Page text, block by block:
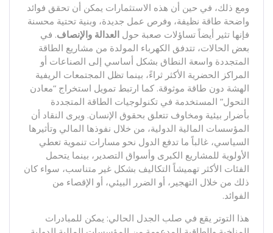
ومع ذلك، في حين أن هذه الاستثمارات يمكن أن تحقق فوائد
واضحة طاقة نظيفة، وفرص عمل جديدة، وبنية تحتية محسنة
فإنها تثير أيضاً تساؤلات صعبة حول العدالة والإنصاف. في
بعض الحالات، تتدفق الكهرباء المولدة من مشاريع الطاقة
المتجددة واسعة النطاق بشكل أساسي إلى الصناعات أو
المراكز الحضرية الأكثر ثراءً، بينما تظل المجتمعات الريفية
الهشة دون طاقة موثوقة. كما ارتبط تمويل استخراج “معادن
التحول” المستخدمة في تكنولوجيات الطاقة المتجددة
بأضرار بيئية ومخاوف تتعلق بحقوق الإنسان. ويرى النقاد أن
المؤسسات المالية الدولية، من خلال نفوذها المالي وتأثيرها
السياسي، غالباً ما تدفع الدول نحو مسارات تنموية تعطي
الأولوية للمشاريع الكبرى وأسواق التصدير، بينما يتحمل
الفئات الأكثر تهميشاً التكاليف بشكل غير متناسب، سواء كان
ذلك من خلال التهجير، أو الضرر البيئي، أو الإقصاء من
الفوائد.
هذا التوتر يقع في صلب الجدل الحالي: يمكن للمبادرات